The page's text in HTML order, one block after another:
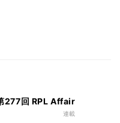
277回 RPL Affair
連載